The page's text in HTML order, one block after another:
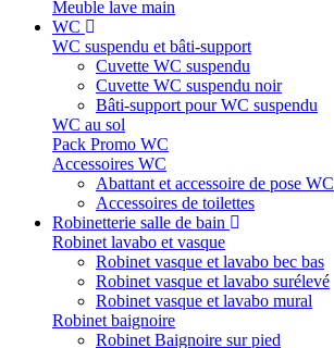
Meuble lave main
WC
WC suspendu et bâti-support
Cuvette WC suspendu
Cuvette WC suspendu noir
Bâti-support pour WC suspendu
WC au sol
Pack Promo WC
Accessoires WC
Abattant et accessoire de pose WC
Accessoires de toilettes
Robinetterie salle de bain
Robinet lavabo et vasque
Robinet vasque et lavabo bec bas
Robinet vasque et lavabo surélevé
Robinet vasque et lavabo mural
Robinet baignoire
Robinet Baignoire sur pied